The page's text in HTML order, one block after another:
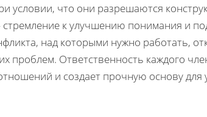
условии, что они разрешаются
к улучшению понимания и
над которыми нужно работать,
проблем. Ответственность каждого
и создает прочную основу для